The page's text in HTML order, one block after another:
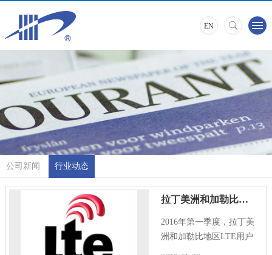
EN
公司新闻 行业动态
拉丁美洲和加勒比地区LTE用户增长速度位居全球第二
2016年第一季度，拉丁美
洲和加勒比地区LTE用户